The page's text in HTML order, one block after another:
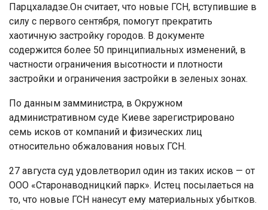
Парцхаладзе.Он считает, что новые ГСН, вступившие в
силу с первого сентября, помогут прекратить
хаотичную застройку городов. В документе
содержится более 50 принципиальных изменений, в
частности ограничения высотности и плотности
застройки и ограничения застройки в зеленых зонах.
По данным замминистра, в Окружном
административном суде Киеве зарегистрировано
семь исков от компаний и физических лиц
относительно обжалования новых ГСН.
27 августа суд удовлетворил один из таких исков — от
ООО «Старонаводницкий парк». Истец посылаеться на
то, что новые ГСН нанесут ему материальных убытков.